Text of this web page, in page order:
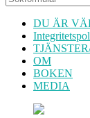
DU ÄR
OM
BOKEN
MEDIA